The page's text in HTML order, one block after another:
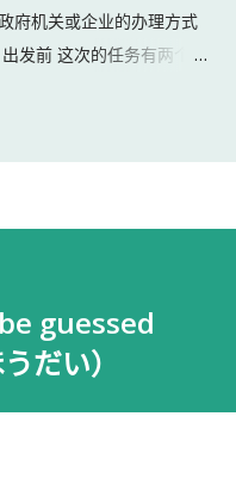
府机关或企业的办理方式
发前 这次的任务有两个：
了。 后来才发现，还有
。 进入办公室 进入办公室
話になっております。 随
想象中的复杂，也没有长
上并不是。 工作人员告诉
guessed
だい）